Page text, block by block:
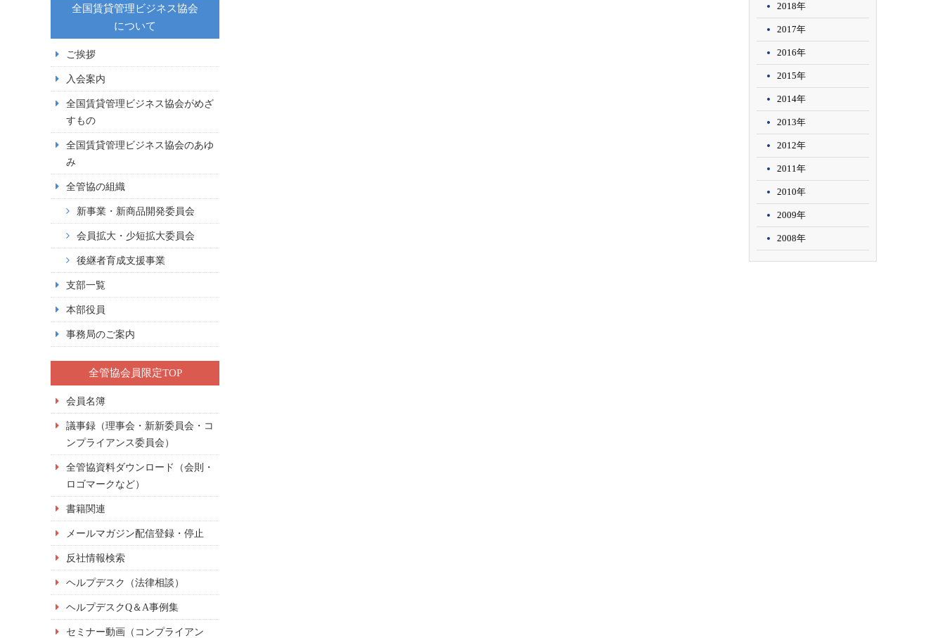
2018年
2017年
2016年
2015年
2014年
2013年
2012年
2011年
2010年
2009年
2008年
全国賃貸管理ビジネス協会
について
ご挨拶
入会案内
全国賃貸管理ビジネス協会がめざ
すもの
全国賃貸管理ビジネス協会のあゆ
み
全管協の組織
新事業・新商品開発委員会
会員拡大・少短拡大委員会
後継者育成支援事業
支部一覧
本部役員
事務局のご案内
全管協会員限定TOP
会員名簿
議事録（理事会・新新委員会・コ
ンプライアンス委員会）
全管協資料ダウンロード（会則・
ロゴマークなど）
書籍関連
メールマガジン配信登録・停止
反社情報検索
ヘルプデスク（法律相談）
ヘルプデスクQ＆A事例集
セミナー動画（コンプライアン